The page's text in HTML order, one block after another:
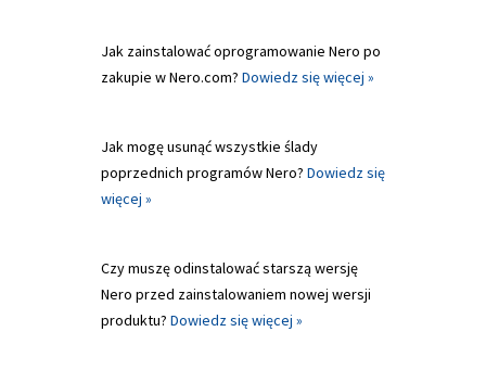
Jak zainstalować oprogramowanie Nero po
zakupie w Nero.com? Dowiedz się więcej »
Jak mogę usunąć wszystkie ślady
poprzednich programów Nero? Dowiedz się
więcej »
Czy muszę odinstalować starszą wersję
Nero przed zainstalowaniem nowej wersji
produktu? Dowiedz się więcej »